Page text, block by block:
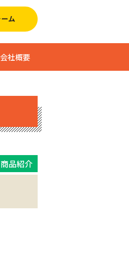
会社概要
商品紹介